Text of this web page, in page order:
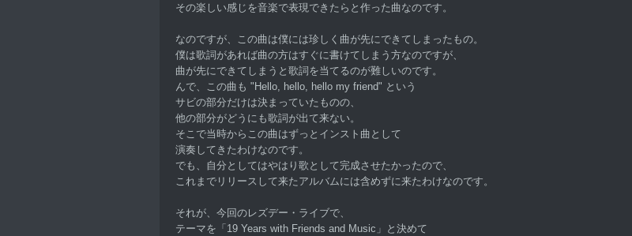
その楽しい感じを音楽で表現できたらと作った曲なのです。
なのですが、この曲は僕には珍しく曲が先にできてしまったもの。
僕は歌詞があれば曲の方はすぐに書けてしまう方なのですが、
曲が先にできてしまうと歌詞を当てるのが難しいのです。
んで、この曲も "Hello, hello, hello my friend" という
サビの部分だけは決まっていたものの、
他の部分がどうにも歌詞が出て来ない。
そこで当時からこの曲はずっとインスト曲として
演奏してきたわけなのです。
でも、自分としてはやはり歌として完成させたかったので、
これまでリリースして来たアルバムには含めずに来たわけなのです。
それが、今回のレズデー・ライブで、
テーマを「19 Years with Friends and Music」と決めて